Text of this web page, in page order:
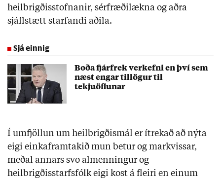
heilbrigðisstofnanir, sérfræðilækna og aðra
sjáflstætt starfandi aðila.
Sjá einnig
Boða fjárfrek verkefni en því sem
næst engar tillögur til
tekjuöflunar
Í umfjöllun um heilbrigðismál er ítrekað að nýta
eigi einkaframtakið mun betur og markvissar,
meðal annars svo almenningur og
heilbrigðisstarfsfólk eigi kost á fleiri en einum